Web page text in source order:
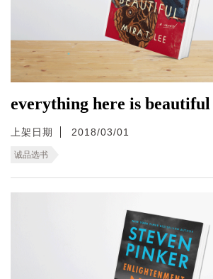
everything here is beautiful
上架日期 2018/03/01
诚品选书